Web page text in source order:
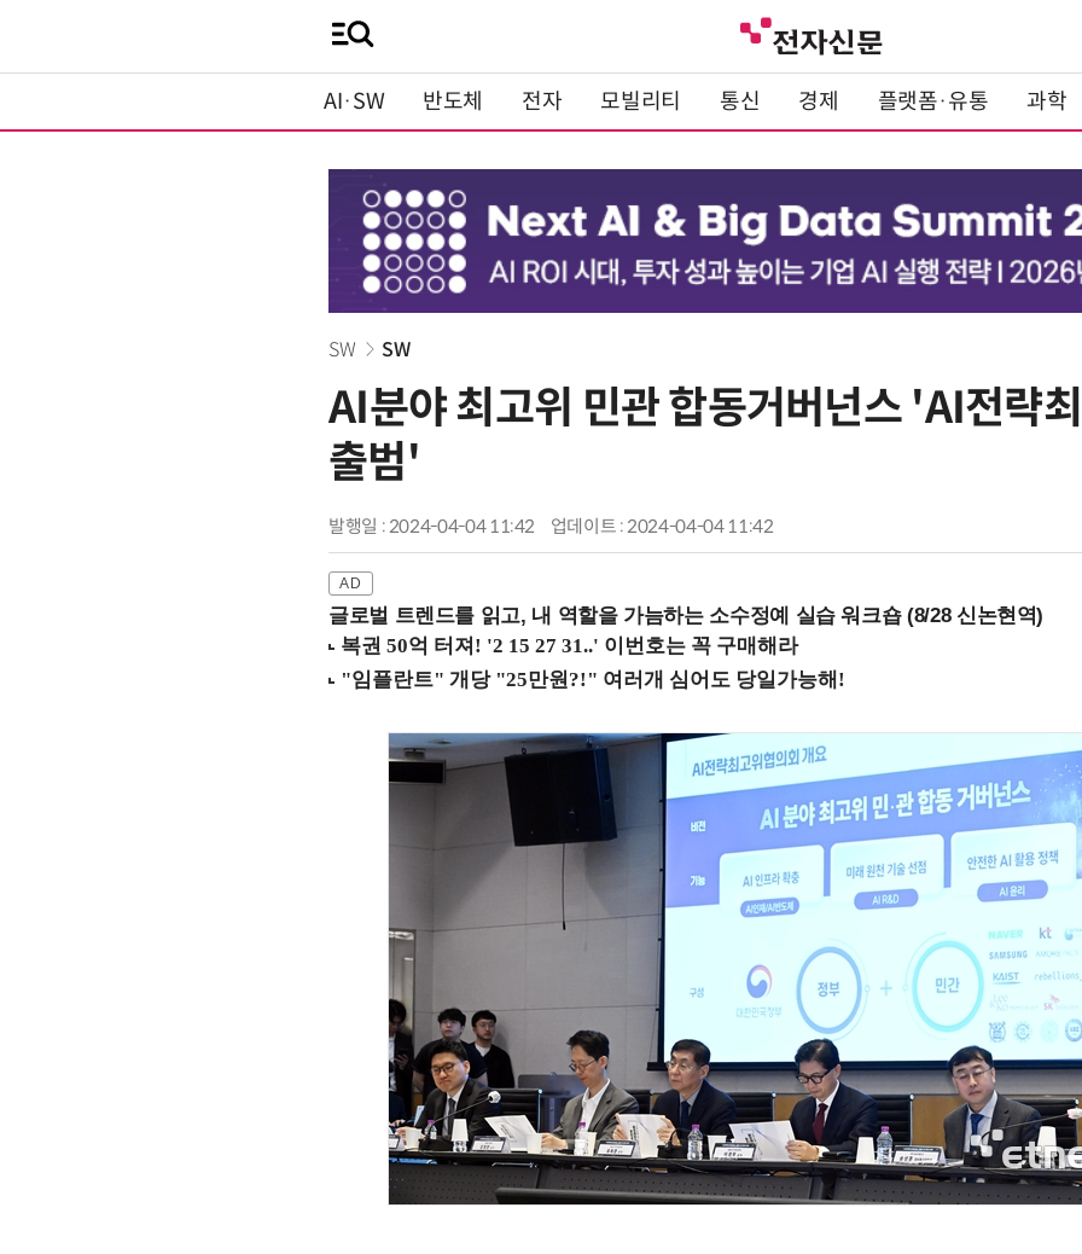
AI·SW 반도체 전자 모빌리티 통신 경제 플랫폼·유통 과학
SW SW
AI분야 최고위 민관 합동거버넌스 'AI전략
출범'
발행일 : 2024-04-04 11:42 업데이트 : 2024-04-04 11:42
글로벌 트렌드를 읽고, 내 역할을 가늠하는 소수정예 실습 워크숍 (8/28 신논현역)